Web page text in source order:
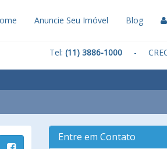
Anuncie Seu Imóvel Blog
Tel: (11) 3886-1000 -
Entre em Contato